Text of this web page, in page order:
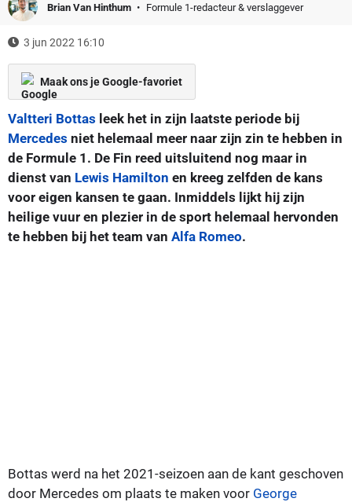
Brian Van Hinthum Formule 1-redacteur & verslaggever
3 jun 2022 16:10
Maak ons je Google-favoriet
Valtteri Bottas leek het in zijn laatste periode bij
Mercedes niet helemaal meer naar zijn zin te hebben in
de Formule 1. De Fin reed uitsluitend nog maar in
dienst van Lewis Hamilton en kreeg zelfden de kans
voor eigen kansen te gaan. Inmiddels lijkt hij zijn
heilige vuur en plezier in de sport helemaal hervonden
te hebben bij het team van Alfa Romeo.
Bottas werd na het 2021-seizoen aan de kant geschoven
door Mercedes om plaats te maken voor George